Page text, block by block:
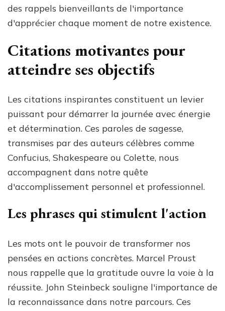
des rappels bienveillants de l'importance
d'apprécier chaque moment de notre existence.
Citations motivantes pour
atteindre ses objectifs
Les citations inspirantes constituent un levier
puissant pour démarrer la journée avec énergie
et détermination. Ces paroles de sagesse,
transmises par des auteurs célèbres comme
Confucius, Shakespeare ou Colette, nous
accompagnent dans notre quête
d'accomplissement personnel et professionnel.
Les phrases qui stimulent l'action
Les mots ont le pouvoir de transformer nos
pensées en actions concrètes. Marcel Proust
nous rappelle que la gratitude ouvre la voie à la
réussite. John Steinbeck souligne l'importance de
la reconnaissance dans notre parcours. Ces